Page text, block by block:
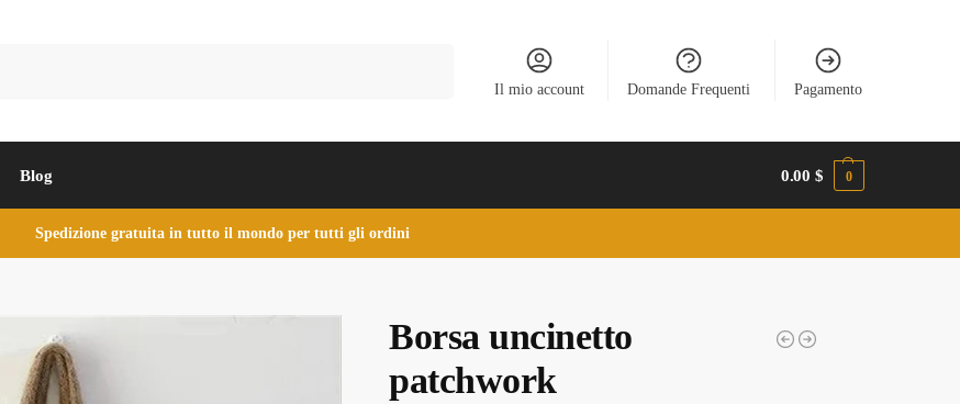
Il mio account Domande Frequenti Pagamento
Blog 0.00$ 0
Spedizione gratuita in tutto il mondo per tutti gli ordini
Borsa uncinetto
patchwork